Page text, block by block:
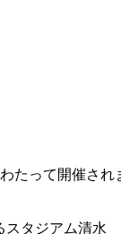
たって開催され
スタジアム清水